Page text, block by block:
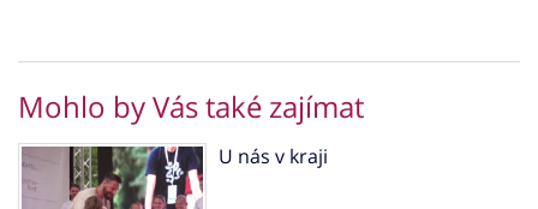
Mohlo by Vás také zajímat
U nás v kraji